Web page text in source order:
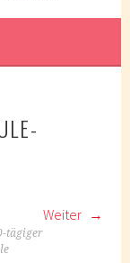
Weiter
tägiger